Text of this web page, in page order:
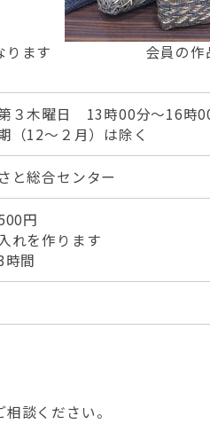
ります 会員の作
３木曜日 13時00分～16時
（12～２月）は除く
と総合センター
円
れを作ります
時間
談ください。